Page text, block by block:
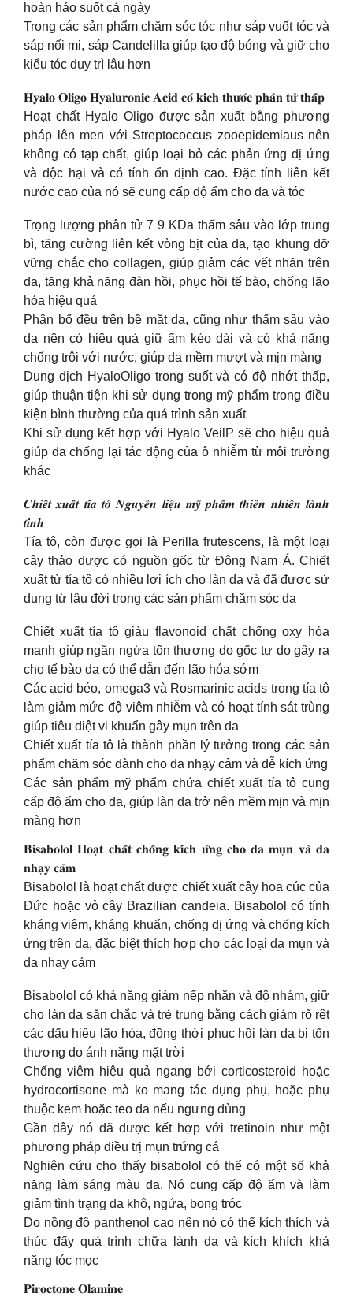
hoàn hảo suốt cả ngày
Trong các sản phẩm chăm sóc tóc như sáp vuốt tóc và
sáp nối mi, sáp Candelilla giúp tạo độ bóng và giữ cho
kiểu tóc duy trì lâu hơn
𝐇𝐲𝐚𝐥𝐨 𝐎𝐥𝐢𝐠𝐨 𝐇𝐲𝐚𝐥𝐮𝐫𝐨𝐧𝐢𝐜 𝐀𝐜𝐢𝐝 𝐜𝐨́ 𝐤𝐢́𝐜𝐡 𝐭𝐡𝐮̛𝐨̛́𝐜 𝐩𝐡𝐚̂𝐧 𝐭𝐮̛̉ 𝐭𝐡𝐚̂́𝐩
Hoạt chất Hyalo Oligo được sản xuất bằng phương
pháp lên men với Streptococcus zooepidemiaus nên
không có tạp chất, giúp loại bỏ các phản ứng dị ứng
và độc hại và có tính ổn định cao. Đặc tính liên kết
nước cao của nó sẽ cung cấp độ ẩm cho da và tóc
Trọng lượng phân tử 7 9 KDa thấm sâu vào lớp trung
bì, tăng cường liên kết vòng bịt của da, tạo khung đỡ
vững chắc cho collagen, giúp giảm các vết nhăn trên
da, tăng khả năng đàn hồi, phục hồi tế bào, chống lão
hóa hiệu quả
Phân bố đều trên bề mặt da, cũng như thấm sâu vào
da nên có hiệu quả giữ ẩm kéo dài và có khả năng
chống trôi với nước, giúp da mềm mượt và mịn màng
Dung dịch HyaloOligo trong suốt và có độ nhớt thấp,
giúp thuận tiện khi sử dụng trong mỹ phẩm trong điều
kiện bình thường của quá trình sản xuất
Khi sử dụng kết hợp với Hyalo VeilP sẽ cho hiệu quả
giúp da chống lại tác động của ô nhiễm từ môi trường
khác
𝑪𝒉𝒊𝒆̂́𝒕 𝒙𝒖𝒂̂́𝒕 𝒕𝒊́𝒂 𝒕𝒐̂ 𝑵𝒈𝒖𝒚𝒆̂𝒏 𝒍𝒊𝒆̣̂𝒖 𝒎𝒚̃ 𝒑𝒉𝒂̂̉𝒎 𝒕𝒉𝒊𝒆̂𝒏 𝒏𝒉𝒊𝒆̂𝒏 𝒍𝒂̀𝒏𝒉
𝒕𝒊́𝒏𝒉
Tía tô, còn được gọi là Perilla frutescens, là một loại
cây thảo dược có nguồn gốc từ Đông Nam Á. Chiết
xuất từ tía tô có nhiều lợi ích cho làn da và đã được sử
dụng từ lâu đời trong các sản phẩm chăm sóc da
Chiết xuất tía tô giàu flavonoid chất chống oxy hóa
mạnh giúp ngăn ngừa tổn thương do gốc tự do gây ra
cho tế bào da có thể dẫn đến lão hóa sớm
Các acid béo, omega3 và Rosmarinic acids trong tía tô
làm giảm mức độ viêm nhiễm và có hoạt tính sát trùng
giúp tiêu diệt vi khuẩn gây mụn trên da
Chiết xuất tía tô là thành phần lý tưởng trong các sản
phẩm chăm sóc dành cho da nhạy cảm và dễ kích ứng
Các sản phẩm mỹ phẩm chứa chiết xuất tía tô cung
cấp độ ẩm cho da, giúp làn da trở nên mềm mịn và mịn
màng hơn
𝐁𝐢𝐬𝐚𝐛𝐨𝐥𝐨𝐥 𝐇𝐨𝐚̣𝐭 𝐜𝐡𝐚̂́𝐭 𝐜𝐡𝐨̂́𝐧𝐠 𝐤𝐢́𝐜𝐡 𝐮̛́𝐧𝐠 𝐜𝐡𝐨 𝐝𝐚 𝐦𝐮̣𝐧 𝐯𝐚̀ 𝐝𝐚
𝐧𝐡𝐚̣𝐲 𝐜𝐚̉𝐦
Bisabolol là hoạt chất được chiết xuất cây hoa cúc của
Đức hoặc vỏ cây Brazilian candeia. Bisabolol có tính
kháng viêm, kháng khuẩn, chống dị ứng và chống kích
ứng trên da, đặc biệt thích hợp cho các loại da mụn và
da nhạy cảm
Bisabolol có khả năng giảm nếp nhăn và độ nhám, giữ
cho làn da săn chắc và trẻ trung bằng cách giảm rõ rệt
các dấu hiệu lão hóa, đồng thời phục hồi làn da bị tổn
thương do ánh nắng mặt trời
Chống viêm hiệu quả ngang bới corticosteroid hoặc
hydrocortisone mà ko mang tác dụng phụ, hoặc phụ
thuộc kem hoặc teo da nếu ngưng dùng
Gần đây nó đã được kết hợp với tretinoin như một
phương pháp điều trị mụn trứng cá
Nghiên cứu cho thấy bisabolol có thể có một số khả
năng làm sáng màu da. Nó cung cấp độ ẩm và làm
giảm tình trạng da khô, ngứa, bong tróc
Do nồng độ panthenol cao nên nó có thể kích thích và
thúc đẩy quá trình chữa lành da và kích khích khả
năng tóc mọc
𝐏𝐢𝐫𝐨𝐜𝐭𝐨𝐧𝐞 𝐎𝐥𝐚𝐦𝐢𝐧𝐞